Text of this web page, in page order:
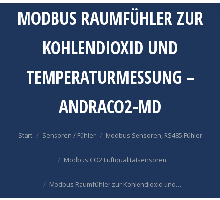
MODBUS RAUMFÜHLER ZUR
KOHLENDIOXID UND
TEMPERATURMESSUNG –
ANDRACO2-MD
Start Sensoren / Fühler Modbus Sensoren, RS485 Fühler
Modbus CO2 Luftqualitätsensoren
Modbus Raumfühler zur Kohlendioxid und…